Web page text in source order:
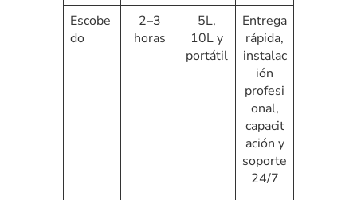
Escobe
do
2–3
horas
5L,
10L y
portátil
Entrega
rápida,
instalac
ión
profesi
onal,
capacit
ación y
soporte
24/7